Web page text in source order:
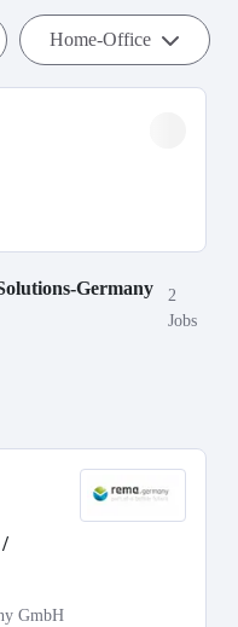
Home-Office
Germany
2
Jobs
GmbH